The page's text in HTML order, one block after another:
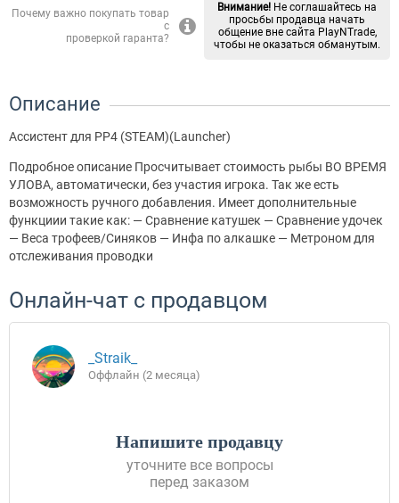
Почему важно покупать товар
с
проверкой гаранта?
Внимание! Не соглашайтесь на
просьбы продавца начать
общение вне сайта PlayNTrade,
чтобы не оказаться обманутым.
Описание
Ассистент для РР4 (STEAM)(Launcher)
Подробное описание Просчитывает стоимость рыбы ВО ВРЕМЯ
УЛОВА, автоматически, без участия игрока. Так же есть
возможность ручного добавления. Имеет дополнительные
функциии такие как: — Сравнение катушек — Сравнение удочек
— Веса трофеев/Синяков — Инфа по алкашке — Метроном для
отслеживания проводки
Онлайн-чат с продавцом
_Straik_
Оффлайн (2 месяца)
Напишите продавцу
уточните все вопросы
перед заказом